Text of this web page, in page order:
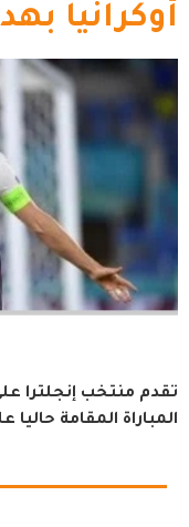
أوكرانيا
المباراة المقامة